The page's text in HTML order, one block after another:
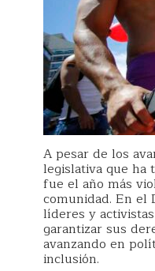
A pesar de los
legislativa que ha
fue el año más
comunidad. En el
líderes y
garantizar sus
avanzando en
inclusión.